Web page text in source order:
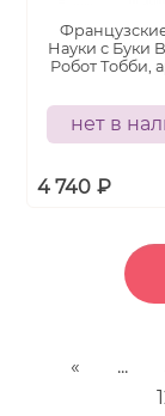
Науки с Буки
Робот Тобби,
нет в
4 740 ₽
« ...